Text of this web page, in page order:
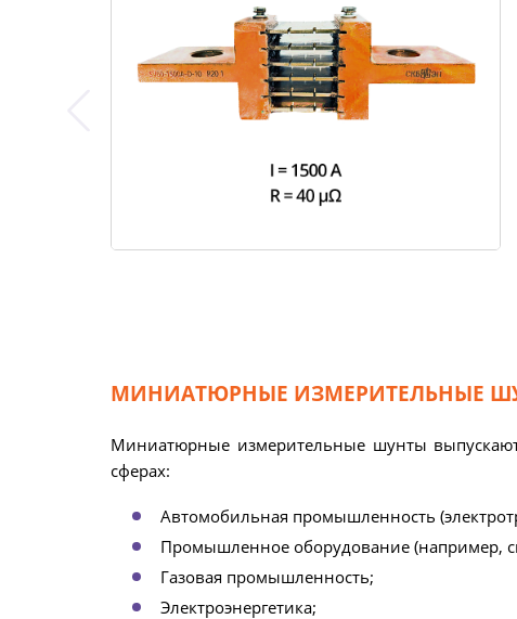
МИНИАТЮРНЫЕ ИЗМЕРИТЕЛЬНЫЕ
Миниатюрные измерительные шунты
сферах:
Автомобильная промышленность
Промышленное оборудование (например,
Газовая промышленность;
Электроэнергетика;